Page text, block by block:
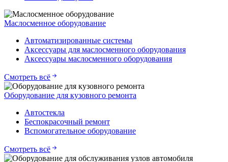
Маслосменное оборудование
Автоматизированные системы
Аксессуары для маслосменного оборудования
Аксессуары маслосменного оборудования
Смотреть всё
Оборудование для кузовного ремонта
Автостекла
Беспокрасочный ремонт
Вспомогательное оборудование
Смотреть всё